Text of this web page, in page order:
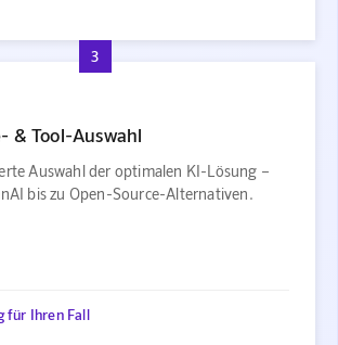
3
& Tool-Auswahl
Auswahl der optimalen KI-Lösung –
bis zu Open-Source-Alternativen.
für Ihren Fall